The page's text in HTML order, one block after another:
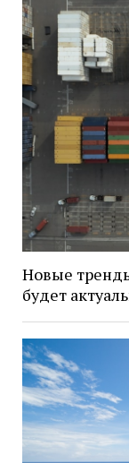
Новые
будет